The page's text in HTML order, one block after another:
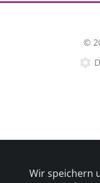
©
Wir speichern